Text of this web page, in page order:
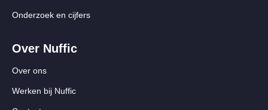
Onderzoek en cijfers
Over Nuffic
Over ons
Werken bij Nuffic